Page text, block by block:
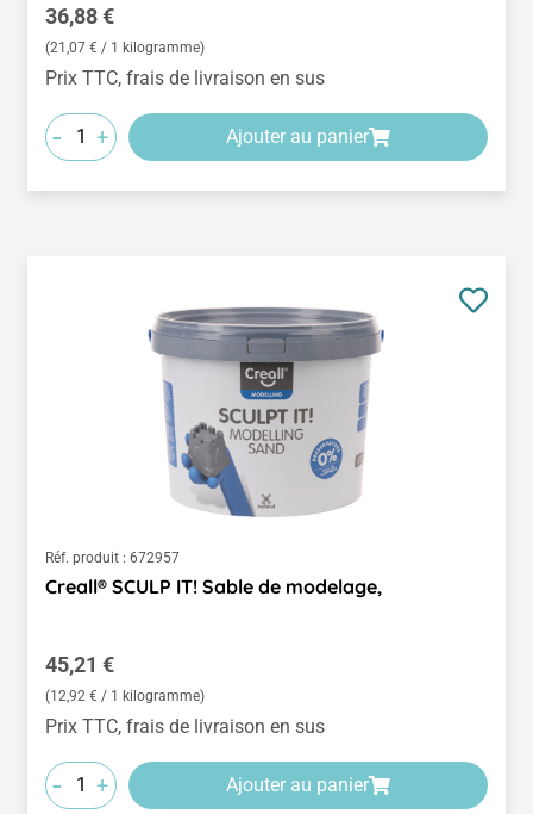
Prix régulier :
36,88 €
(21,07 € / 1 kilogramme)
Prix TTC, frais de livraison en sus
- + Ajouter au panier
Réf. produit : 672957
Creall® SCULP IT! Sable de modelage,
Prix régulier :
45,21 €
(12,92 € / 1 kilogramme)
Prix TTC, frais de livraison en sus
- + Ajouter au panier